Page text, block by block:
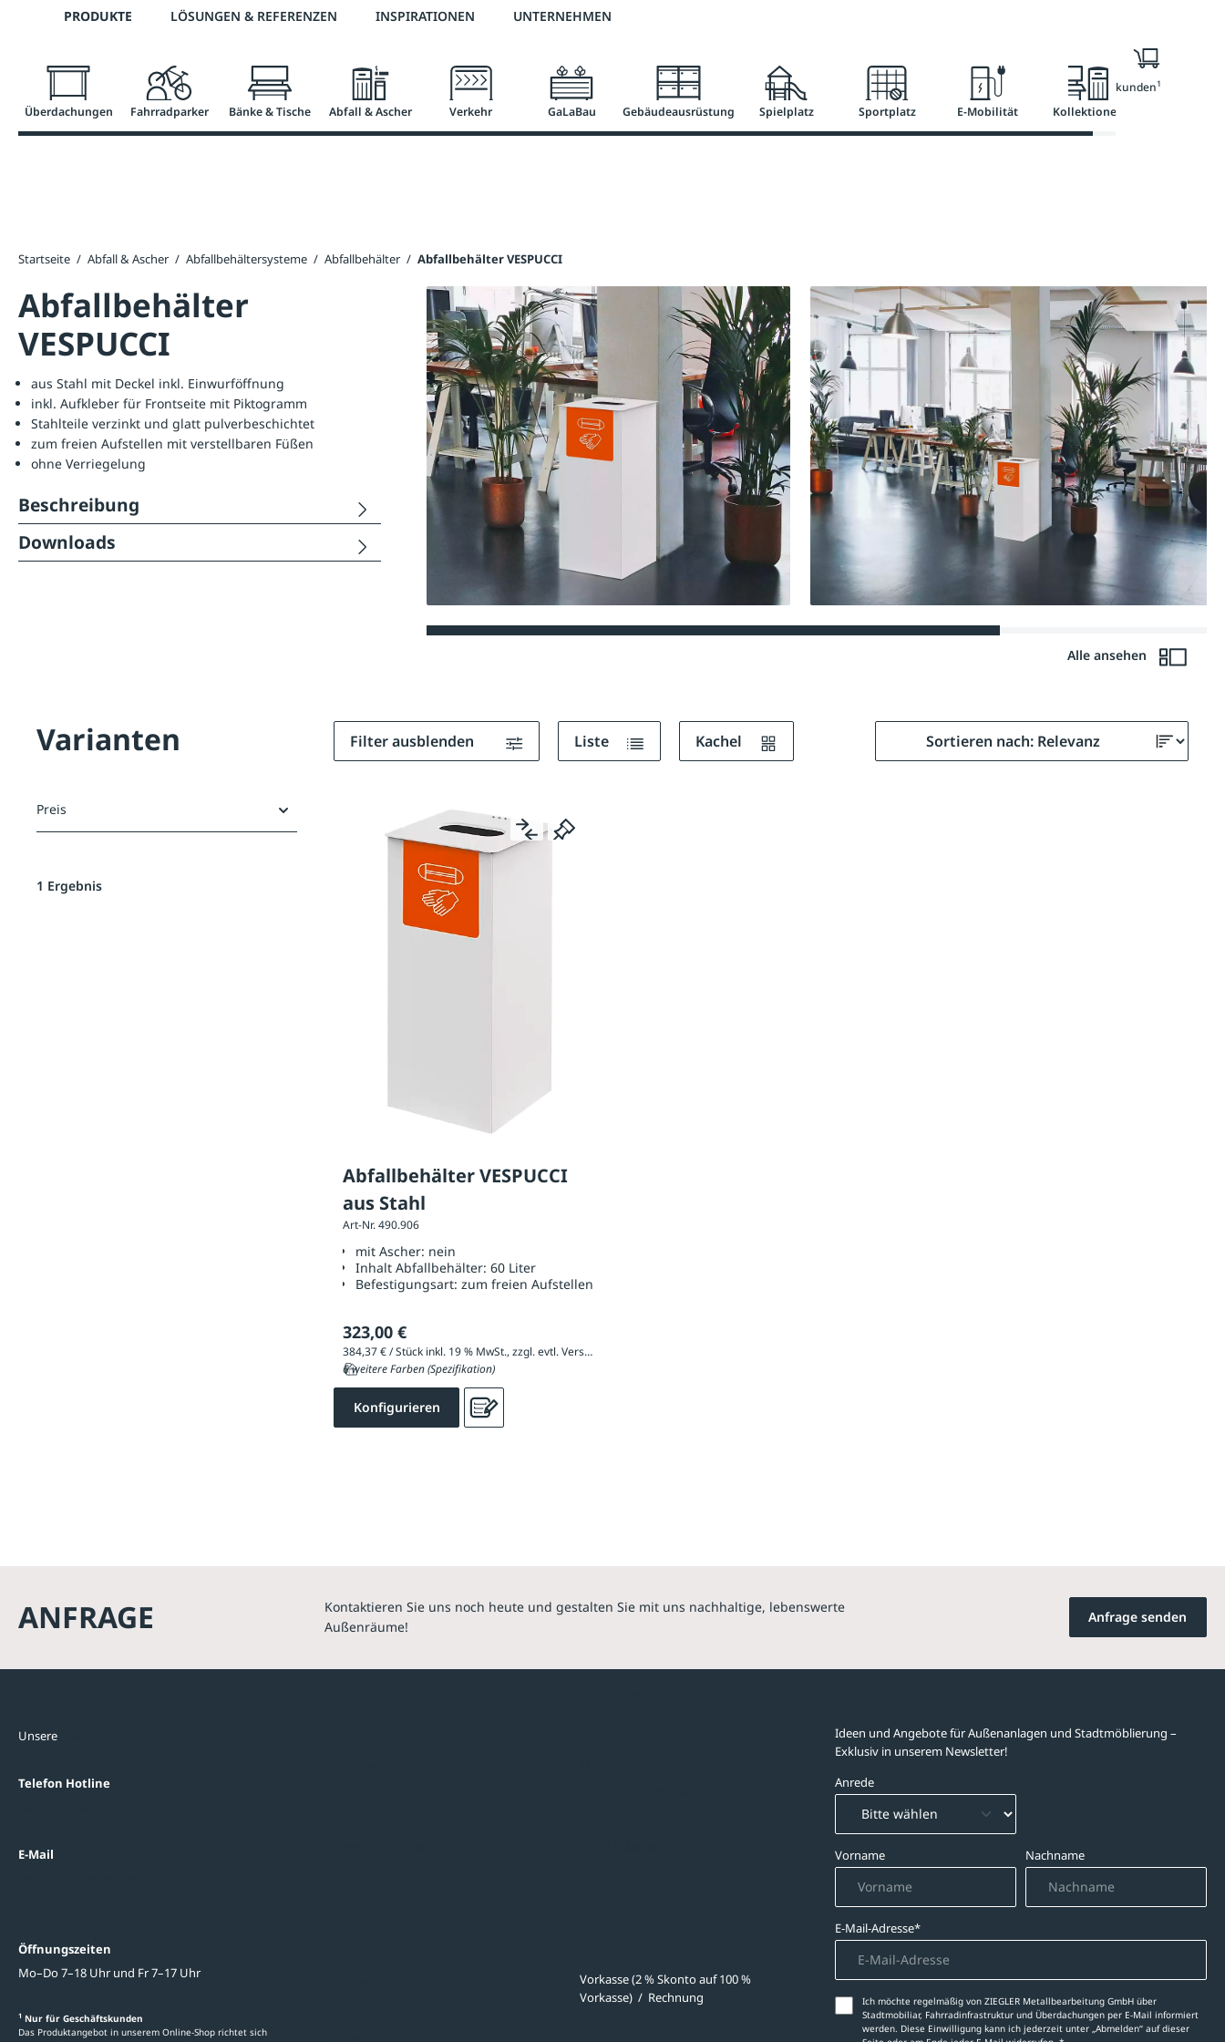
Zur Hauptnavigation springen
Telefon: 0800 / 100 49 02 2 % Vorkassen-Skonto versandkostenfrei ab 50 €
PRODUKTE LÖSUNGEN & REFERENZEN INSPIRATIONEN UNTERNEHMEN
Überdachungen Fahrradparker Bänke & Tische Abfall & Ascher Verkehr GaLaBau Gebäudeausrüstung Spielplatz Sportplatz E-Mobilität Kollektionen
Nur für Geschäftskunden1
Startseite / Abfall & Ascher / Abfallbehältersysteme / Abfallbehälter / Abfallbehälter VESPUCCI
Abfallbehälter
VESPUCCI
Alle ansehen
aus Stahl mit Deckel inkl. Einwurföffnung
inkl. Aufkleber für Frontseite mit Piktogramm
Stahlteile verzinkt und glatt pulverbeschichtet
zum freien Aufstellen mit verstellbaren Füßen
ohne Verriegelung
Beschreibung
Downloads
Varianten
Preis
1 Ergebnis
Filter ausblenden Liste Kachel
Abfallbehälter VESPUCCI
aus Stahl
Art-Nr. 490.906
mit Ascher: nein
Inhalt Abfallbehälter: 60 Liter
Befestigungsart: zum freien Aufstellen
323,00 €
384,37 € / Stück inkl. 19 % MwSt., zzgl. evtl. Versandkosten
6 weitere Farben (Spezifikation)
Konfigurieren
ANFRAGE
Kontaktieren Sie uns noch heute und gestalten Sie mit uns nachhaltige, lebenswerte
Außenräume!
Anfrage senden
Unsere
Telefon Hotline
E-Mail
Öffnungszeiten
Mo–Do 7–18 Uhr und Fr 7–17 Uhr
1 Nur für Geschäftskunden
Das Produktangebot in unserem Online-Shop richtet sich
Vorkasse (2 % Skonto auf 100 %
Vorkasse) / Rechnung
Ideen und Angebote für Außenanlagen und Stadtmöblierung –
Exklusiv in unserem Newsletter!
Anrede
Vorname Nachname
E-Mail-Adresse*
Ich möchte regelmäßig von ZIEGLER Metallbearbeitung GmbH über
Stadtmobiliar, Fahrradinfrastruktur und Überdachungen per E-Mail informiert
werden. Diese Einwilligung kann ich jederzeit unter „Abmelden‘‘ auf dieser